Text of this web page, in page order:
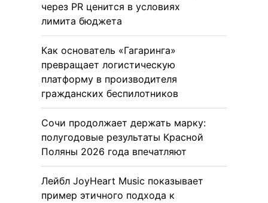
через PR ценится в условиях
лимита бюджета
Как основатель «Гагаринга»
превращает логистическую
платформу в производителя
гражданских беспилотников
Сочи продолжает держать марку:
полугодовые результаты Красной
Поляны 2026 года впечатляют
Лейбл JoyHeart Music показывает
пример этичного подхода к